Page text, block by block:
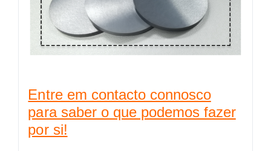
Entre em contacto connosco
para saber o que podemos fazer
por si!